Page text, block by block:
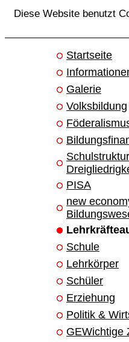
Diese Website benutzt
Startseite
Galerie
Volksbildung
PISA
new
Schule
Lehrkörper
Schüler
Erziehung
Politik &
GEWichtige